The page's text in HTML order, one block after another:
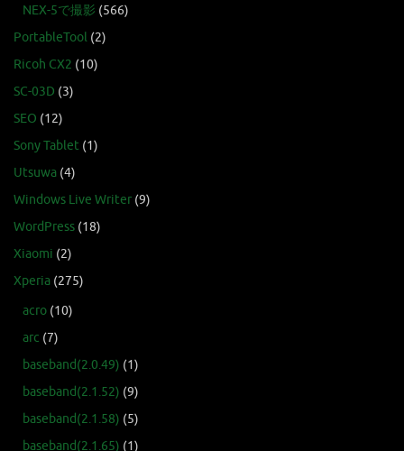
NEX-5で撮影 (566)
PortableTool (2)
Ricoh CX2 (10)
SC-03D (3)
SEO (12)
Sony Tablet (1)
Utsuwa (4)
Windows Live Writer (9)
WordPress (18)
Xiaomi (2)
Xperia (275)
acro (10)
arc (7)
baseband(2.0.49) (1)
baseband(2.1.52) (9)
baseband(2.1.58) (5)
baseband(2.1.65) (1)